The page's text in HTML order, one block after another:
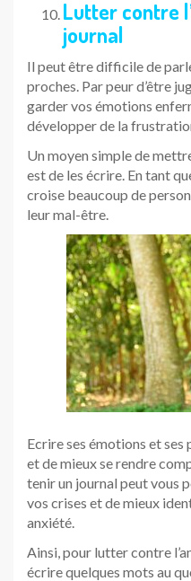
Lutter contre
journal
Il peut être difficile de
proches. Par peur d’être
garder vos émotions
développer de la
Un moyen simple de
est de les écrire. En tant
croise beaucoup de
leur mal-être.
Ecrire ses émotions et ses
et de mieux se rendre
tenir un journal peut vous
vos crises et de mieux
anxiété.
Ainsi, pour lutter contre
écrire quelques mots au